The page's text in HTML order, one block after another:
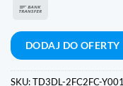
DODAJ DO OFERTY
SKU:TD3DL-2FC2FC-Y001